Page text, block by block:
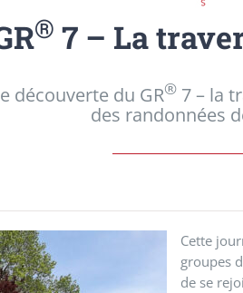
® 7 – La
découverte du GR® 7 – la
des randonnées
Cette
groupes
de se